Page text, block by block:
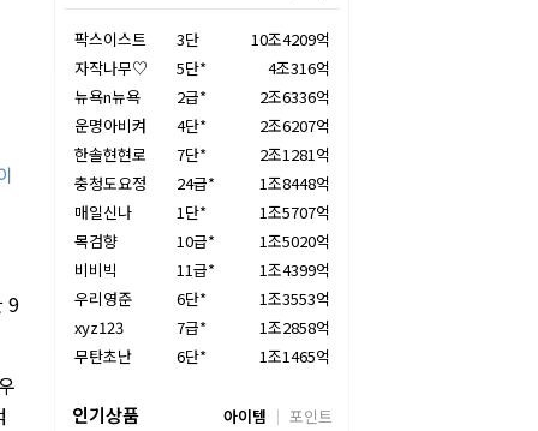
9
팍스이스트 3단
10조4209억
자작나무♡
5단*
4조316억
뉴욕n뉴욕
2급*
2조6336억
운명아비켜
4단*
2조6207억
한솔현현로
7단*
2조1281억
충청도요정
24급*
1조8448억
매일신나
1단*
1조5707억
목검향
10급*
1조5020억
비비빅
11급*
1조4399억
우리영준
6단*
1조3553억
xyz123
7급*
1조2858억
무탄초난
6단* 1조1465억
인기상품 아이템 포인트